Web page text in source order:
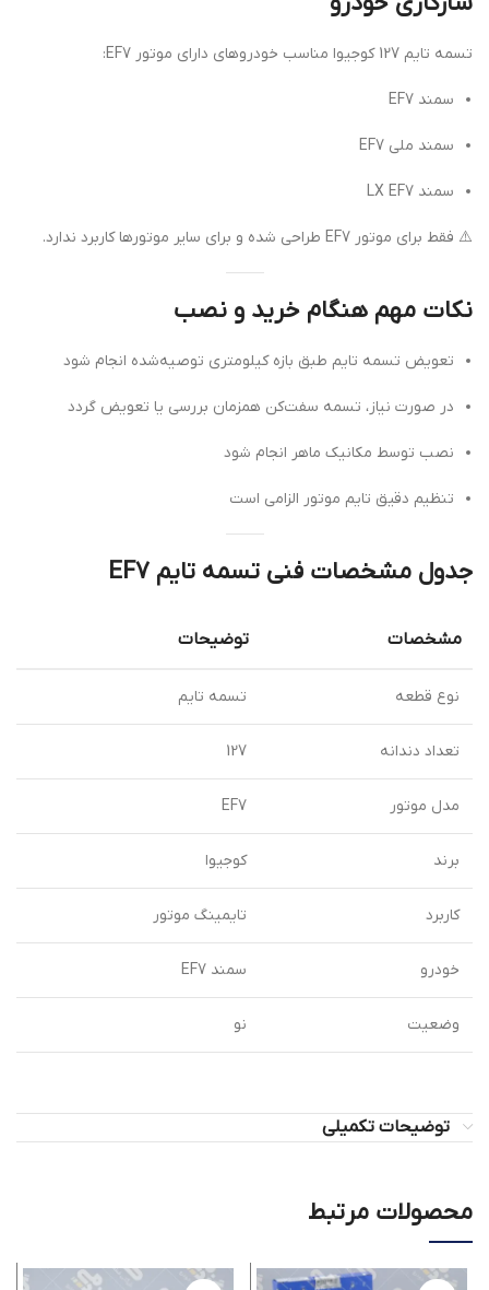
تسمه تایم 127 کوجیوا مناسب خودروهای دارای موتور EF7:
سمند EF7
سمند ملی EF7
سمند LX EF7
⚠️ فقط برای موتور EF7 طراحی شده و برای سایر موتورها کاربرد ندارد.
نکات مهم هنگام خرید و نصب
تعویض تسمه تایم طبق بازه کیلومتری توصیه‌شده انجام شود
در صورت نیاز، تسمه سفت‌کن همزمان بررسی یا تعویض گردد
نصب توسط مکانیک ماهر انجام شود
تنظیم دقیق تایم موتور الزامی است
جدول مشخصات فنی تسمه تایم EF7
مشخصات توضیحات
نوع قطعه تسمه تایم
تعداد دندانه 127
مدل موتور EF7
برند کوجیوا
کاربرد تایمینگ موتور
خودرو سمند EF7
وضعیت نو
توضیحات تکمیلی
محصولات مرتبط